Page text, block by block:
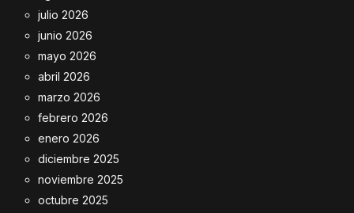
julio 2026
junio 2026
mayo 2026
abril 2026
marzo 2026
febrero 2026
enero 2026
diciembre 2025
noviembre 2025
octubre 2025